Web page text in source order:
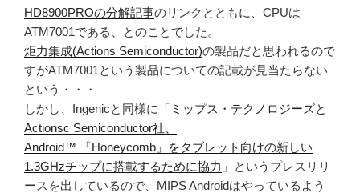
HD8900PROの分解記事のリンクとともに、CPUは
ATM7001である、とのことでした。
炬力集成(Actions Semiconductor)の製品だと思われるので
すがATM7001という製品についての記載が見当たらない
という・・・
しかし、Ingenicと同様に「 ミップス・テクノロジーズと
Actionsc Semiconductor社、
Android™ 「Honeycomb」をタブレット向けの新しい
1.3GHzチップに搭載するために協力 」というプレスリリ
ースを出しているので、MIPS Androidはやっているよう